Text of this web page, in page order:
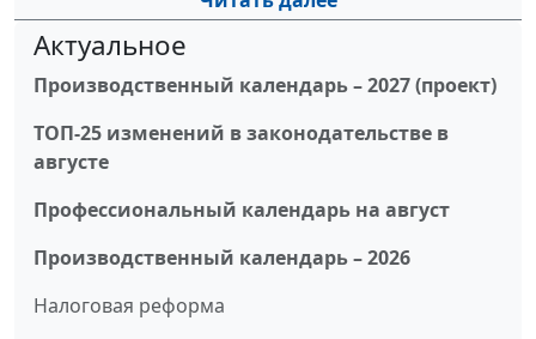
Актуальное
Производственный календарь – 2027 (проект)
ТОП-25 изменений в законодательстве в
августе
Профессиональный календарь на август
Производственный календарь – 2026
Налоговая реформа